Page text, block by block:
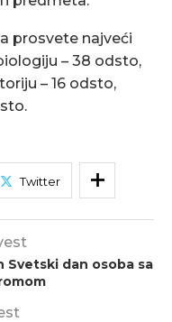
prosvete najveći
– 38 odsto,
– 16 odsto,
Twitter
Svetski dan osoba sa